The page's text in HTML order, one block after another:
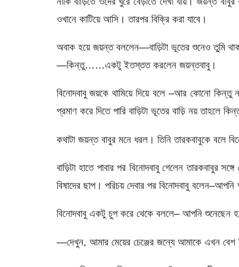
ওখানে কাটিয়ে আসি। তারপর বিক্রি করা যাবে।
অবাক হয়ে জয়ন্ত বললেন—বাড়িটা ভূতের শুনেও তুমি
—কিন্তু……একটু ইতস্তত করলেন জয়ন্তবাবু।
বিনােদবাবু জয়কে থামিয়ে দিয়ে বলে –আর কোনাে
প্রমাণ করে দিতে পারি বাড়িটা ভূতের বাড়ি নয় তাহলে
কথাটা জয়ন্ত বাবুর মনে ধরল। তিনি তারকবাবুকে বলে
বাড়িটা হাতে পাবার পর বিনােদবাবু গেলেন তারকবাবুর
বিষাদের ছাপ। পরিচয় দেবার পর বিনােদবাবু
বিনোদবাবু একটু চুপ করে থেকে বললে– আপনি শুনেছেন
—দেখুন, আমার মেয়ের চেঞ্জের জন্যে আমাকে এখন বেশ